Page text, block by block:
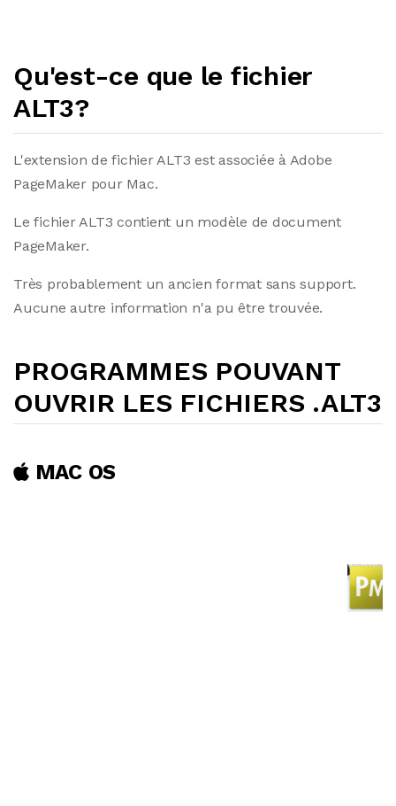
Qu'est-ce que le fichier
ALT3?
L'extension de fichier ALT3 est associée à Adobe
PageMaker pour Mac.
Le fichier ALT3 contient un modèle de document
PageMaker.
Très probablement un ancien format sans support.
Aucune autre information n'a pu être trouvée.
PROGRAMMES POUVANT
OUVRIR LES FICHIERS .ALT3
MAC OS